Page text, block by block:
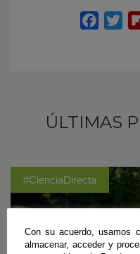
ÚLTIMAS
#CienciaDirecta
Con su acuerdo, usamos
almacenar, acceder y